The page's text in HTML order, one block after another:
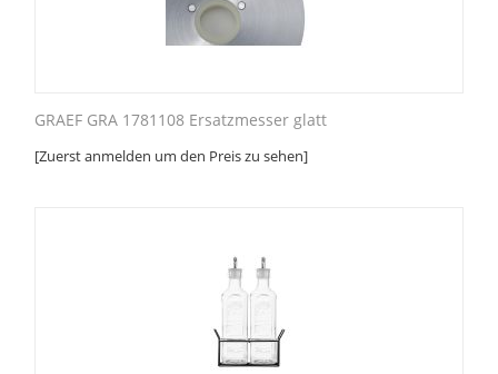
GRAEF GRA 1781108 Ersatzmesser glatt
[Zuerst anmelden um den Preis zu sehen]